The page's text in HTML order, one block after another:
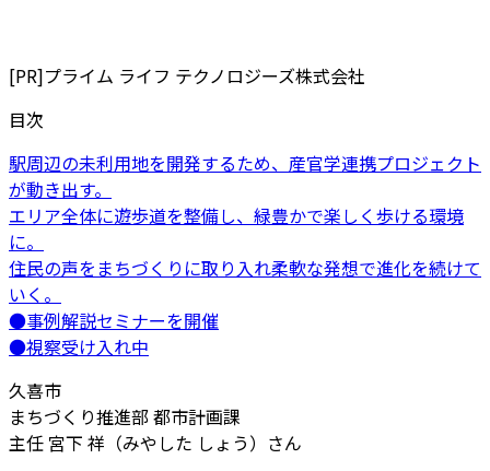
[PR]プライム ライフ テクノロジーズ株式会社
目次
駅周辺の未利用地を開発するため、産官学連携プロジェクト
が動き出す。
エリア全体に遊歩道を整備し、緑豊かで楽しく歩ける環境
に。
住民の声をまちづくりに取り入れ柔軟な発想で進化を続けて
いく。
●事例解説セミナーを開催
●視察受け入れ中
久喜市
まちづくり推進部 都市計画課
主任 宮下 祥（みやした しょう）さん